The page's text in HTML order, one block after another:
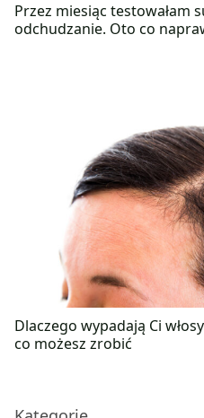
Przez miesiąc testowałam
odchudzanie. Oto co
Dlaczego wypadają Ci
co możesz zrobić